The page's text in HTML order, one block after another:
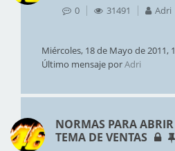
0 31491 Adri
Miércoles, 18 de Mayo de 2011,
Último mensaje porAdri
NORMAS PARA
TEMA DE VENTAS